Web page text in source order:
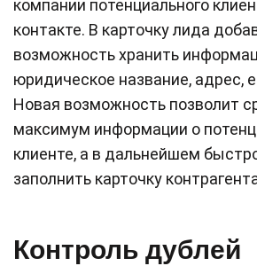
компании потенциального
контакте. В карточку лида
возможность хранить
юридическое название, адрес,
Новая возможность позволит
максимум информации о
клиенте, а в дальнейшем
заполнить карточку
Контроль дублей